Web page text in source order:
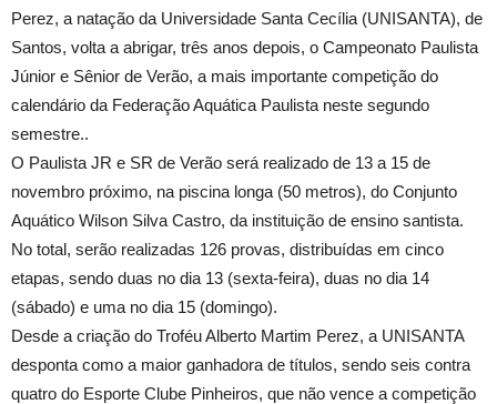
Perez, a natação da Universidade Santa Cecília (UNISANTA), de
Santos, volta a abrigar, três anos depois, o Campeonato Paulista
Júnior e Sênior de Verão, a mais importante competição do
calendário da Federação Aquática Paulista neste segundo
semestre..
O Paulista JR e SR de Verão será realizado de 13 a 15 de
novembro próximo, na piscina longa (50 metros), do Conjunto
Aquático Wilson Silva Castro, da instituição de ensino santista.
No total, serão realizadas 126 provas, distribuídas em cinco
etapas, sendo duas no dia 13 (sexta-feira), duas no dia 14
(sábado) e uma no dia 15 (domingo).
Desde a criação do Troféu Alberto Martim Perez, a UNISANTA
desponta como a maior ganhadora de títulos, sendo seis contra
quatro do Esporte Clube Pinheiros, que não vence a competição